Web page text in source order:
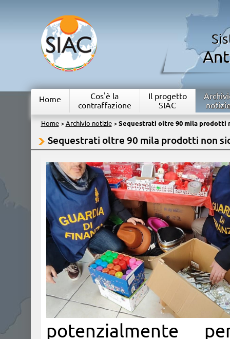
Home
Cos'è la
contraffazione
Il progetto
SIAC
Home> Archivio notizie> Sequestrati oltre 90 mila prodotti
Sequestrati oltre 90 mila prodotti non
potenzialmente